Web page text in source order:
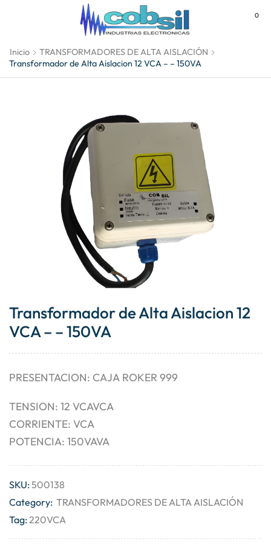
0
Inicio
TRANSFORMADORES DE ALTA AISLACIÓN
Transformador de Alta Aislacion 12 VCA – – 150VA
Transformador de Alta Aislacion 12
VCA – – 150VA
PRESENTACION: CAJA ROKER 999
TENSION: 12 VCAVCA
CORRIENTE: VCA
POTENCIA: 150VAVA
SKU:500138
Category: TRANSFORMADORES DE ALTA AISLACIÓN
Tag: 220VCA